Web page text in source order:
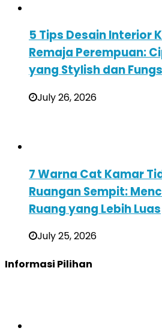
5 Tips Desain Interior
Remaja Perempuan:
yang Stylish dan
July 26, 2026
7 Warna Cat Kamar
Ruangan Sempit:
Ruang yang Lebih Luas
July 25, 2026
Informasi Pilihan